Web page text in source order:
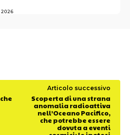
2026
Articolo successivo
Scoperta di una strana
anomalia radioattiva
nell’Oceano Pacifico,
che potrebbe essere
dovuta a eventi